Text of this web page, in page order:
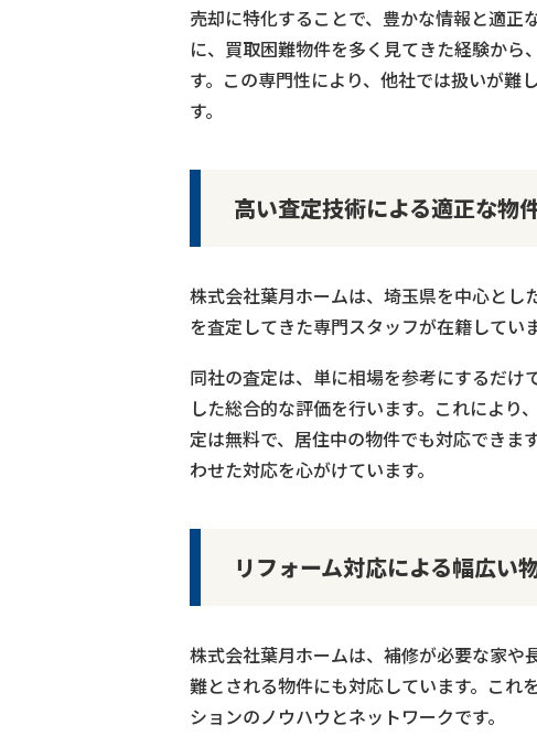
売却に特化することで、豊かな情報と適正
に、買取困難物件を多く見てきた経験か
す。この専門性により、他社では扱いが難
す。
高い査定技術による適正な物
株式会社葉月ホームは、埼玉県を中心と
を査定してきた専門スタッフが在籍していま
同社の査定は、単に相場を参考にするだ
した総合的な評価を行います。これによ
定は無料で、居住中の物件でも対応できま
わせた対応を心がけています。
リフォーム対応による幅広い
株式会社葉月ホームは、補修が必要な家や
難とされる物件にも対応しています。これ
ションのノウハウとネットワークです。